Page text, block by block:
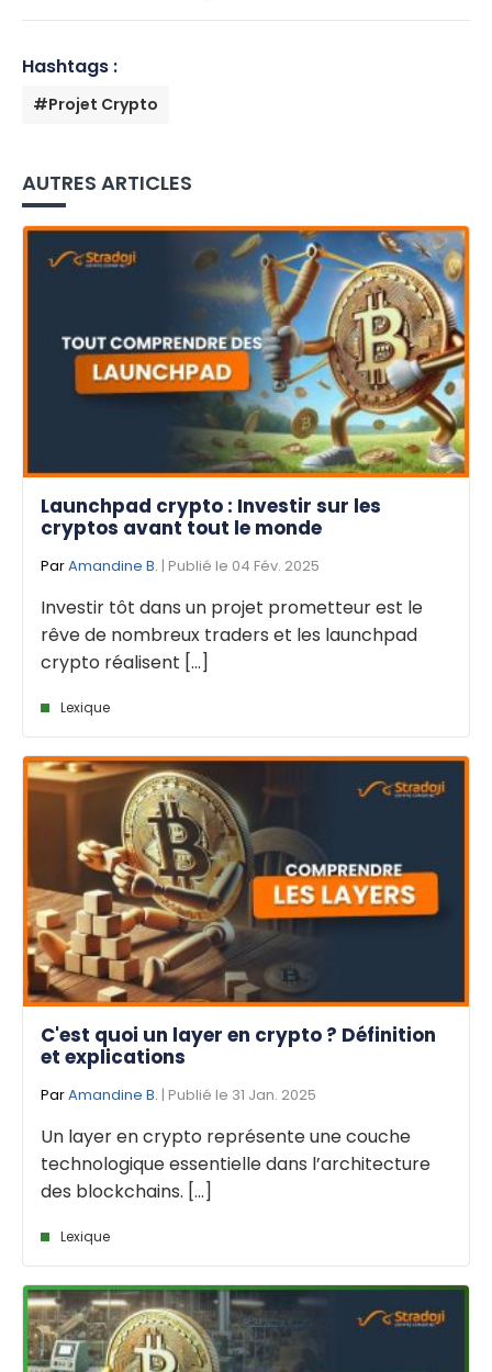
Hashtags :
#Projet Crypto
AUTRES ARTICLES
Launchpad crypto : Investir sur les
cryptos avant tout le monde
ParAmandine B. | Publié le 04 Fév. 2025
Investir tôt dans un projet prometteur est le
rêve de nombreux traders et les launchpad
crypto réalisent [...]
Lexique
C'est quoi un layer en crypto ? Définition
et explications
ParAmandine B. | Publié le 31 Jan. 2025
Un layer en crypto représente une couche
technologique essentielle dans l’architecture
des blockchains. [...]
Lexique